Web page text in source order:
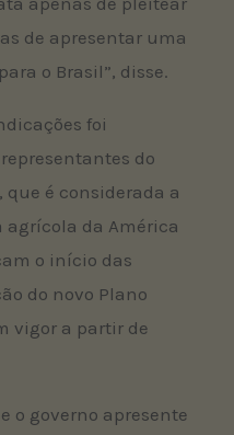
de apresentar uma
o Brasil”, disse.
foi
do
que é considerada a
da América
o início das
do novo Plano
vigor a partir de
o governo apresente